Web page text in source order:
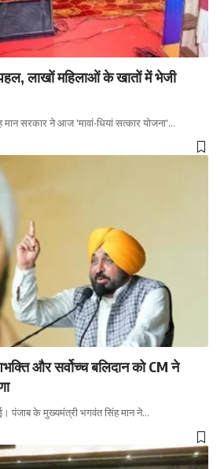
लाखों महिलाओं के खातों में भेजी
सरकार ने आज 'मावां-धियां सत्कार योजना'…
और सर्वोच्च बलिदान को CM ने
पंजाब के मुख्यमंत्री भगवंत सिंह मान ने…